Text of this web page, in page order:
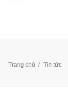
Trang chủ Tin tức